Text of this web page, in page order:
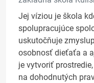
Jej víziou je škola
spolupracujúce
uskutočňuje
osobnosť dieťaťa a
je vytvoriť
na dohodnutých